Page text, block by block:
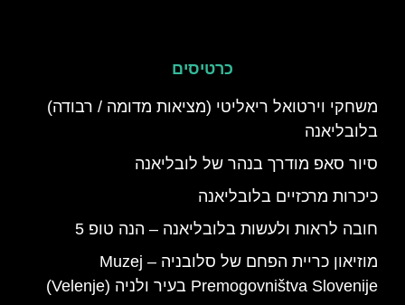
כרטיסים
משחקי וירטואל ריאליטי (מציאות מדומה / רבודה)
בלובליאנה
סיור סאפ מודרך בנהר של לובליאנה
כיכרות מרכזיים בלובליאנה
חובה לראות ולעשות בלובליאנה – הנה טופ 5
מוזיאון כריית הפחם של סלובניה – Muzej
Premogovništva Slovenije בעיר ולניה (Velenje)